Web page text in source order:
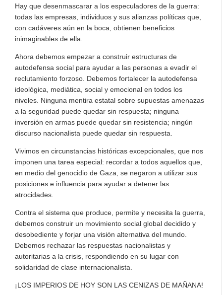
Hay que desenmascarar a los especuladores de la guerra:
todas las empresas, individuos y sus alianzas políticas que,
con cadáveres aún en la boca, obtienen beneficios
inimaginables de ella.
Ahora debemos empezar a construir estructuras de
autodefensa social para ayudar a las personas a evadir el
reclutamiento forzoso. Debemos fortalecer la autodefensa
ideológica, mediática, social y emocional en todos los
niveles. Ninguna mentira estatal sobre supuestas amenazas
a la seguridad puede quedar sin respuesta; ninguna
inversión en armas puede quedar sin resistencia; ningún
discurso nacionalista puede quedar sin respuesta.
Vivimos en circunstancias históricas excepcionales, que nos
imponen una tarea especial: recordar a todos aquellos que,
en medio del genocidio de Gaza, se negaron a utilizar sus
posiciones e influencia para ayudar a detener las
atrocidades.
Contra el sistema que produce, permite y necesita la guerra,
debemos construir un movimiento social global decidido y
desobediente y forjar una visión alternativa del mundo.
Debemos rechazar las respuestas nacionalistas y
autoritarias a la crisis, respondiendo en su lugar con
solidaridad de clase internacionalista.
¡LOS IMPERIOS DE HOY SON LAS CENIZAS DE MAÑANA!